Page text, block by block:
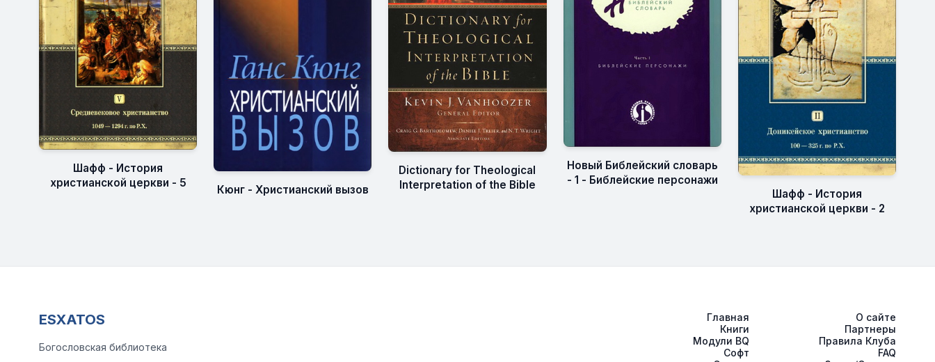
Шафф - История
христианской церкви - 5
Кюнг - Христианский вызов
Dictionary for Theological
Interpretation of the Bible
Новый Библейский словарь
- 1 - Библейские персонажи
Шафф - История
христианской церкви - 2
ESXATOS
Богословская библиотека
Главная
Книги
Модули BQ
Софт
О сайте
Партнеры
Правила Клуба
FAQ